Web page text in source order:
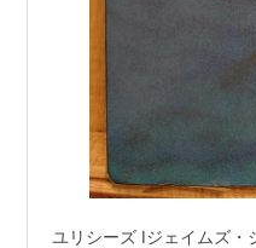
ユリシーズ Ⅰジェイムズ・